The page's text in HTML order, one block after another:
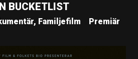
BUCKETLIST
Familjefilm
Premiär